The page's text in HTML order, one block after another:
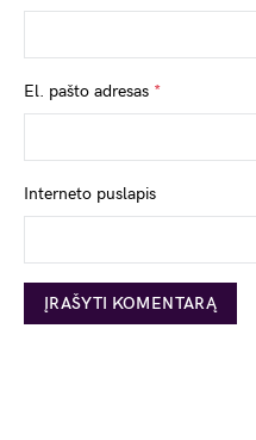
El. pašto adresas *
Interneto puslapis